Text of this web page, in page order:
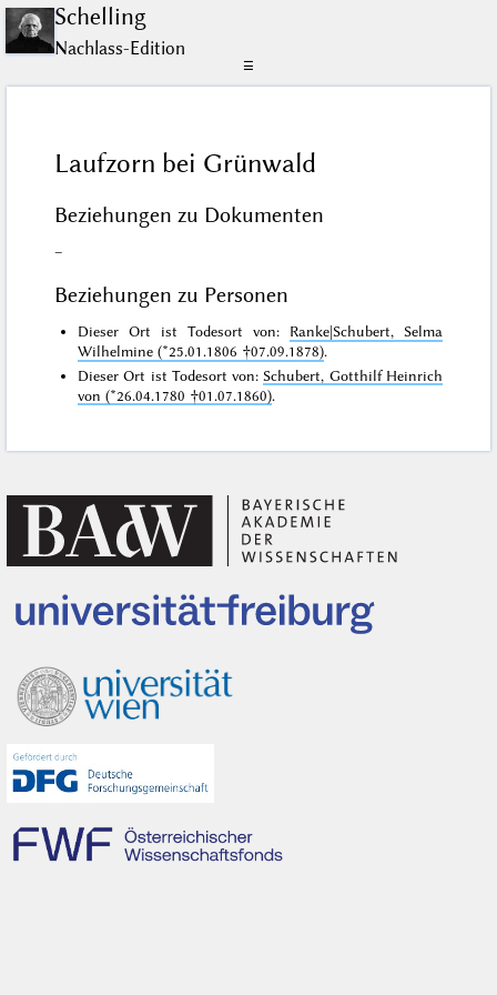
Schelling
Nachlass-Edition
☰
Laufzorn bei Grünwald
Beziehungen zu Dokumenten
–
Beziehungen zu Personen
Dieser Ort ist Todesort von: Ranke|Schubert, Selma
Wilhelmine (*25.01.1806 †07.09.1878).
Dieser Ort ist Todesort von: Schubert, Gotthilf Heinrich
von (*26.04.1780 †01.07.1860).